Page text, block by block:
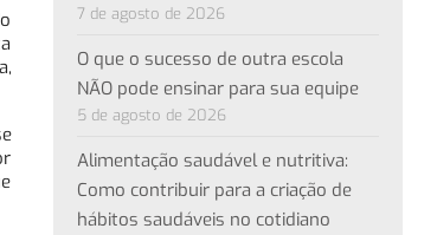
7 de agosto de 2026
O que o sucesso de outra escola
NÃO pode ensinar para sua equipe
5 de agosto de 2026
Alimentação saudável e nutritiva:
Como contribuir para a criação de
hábitos saudáveis no cotidiano